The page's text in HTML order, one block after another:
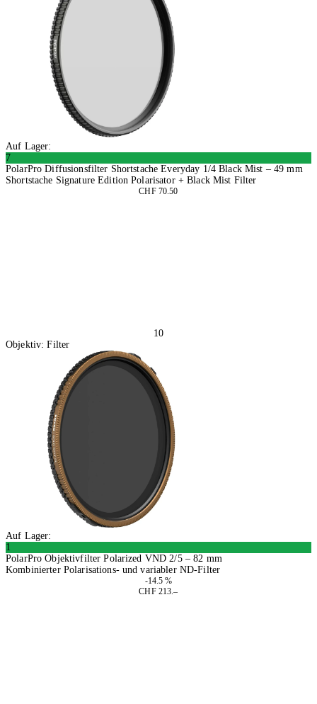
Auf Lager:
7
PolarPro Diffusionsfilter Shortstache Everyday 1/4 Black Mist – 49 mm
Shortstache Signature Edition Polarisator + Black Mist Filter
CHF 70.50
10
Objektiv: Filter
Auf Lager:
1
PolarPro Objektivfilter Polarized VND 2/5 – 82 mm
Kombinierter Polarisations- und variabler ND-Filter
-14.5 %
CHF 213.–